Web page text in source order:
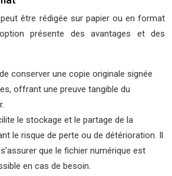
être rédigée sur papier ou en format
présente des avantages et des
conserver une copie originale signée
offrant une preuve tangible du
le stockage et le partage de la
le risque de perte ou de détérioration. Il
que le fichier numérique est
en cas de besoin.